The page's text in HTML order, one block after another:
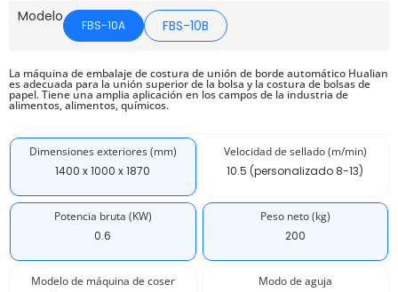
Modelo
FBS-10A FBS-10B
La máquina de embalaje de costura de unión de borde automático Hualian
es adecuada para la unión superior de la bolsa y la costura de bolsas de
papel. Tiene una amplia aplicación en los campos de la industria de
alimentos, alimentos, químicos.
Dimensiones exteriores (mm)
1400 x 1000 x 1870
Velocidad de sellado (m/min)
10.5 (personalizado 8-13)
Potencia bruta (KW)
0.6
Peso neto (kg)
200
Modelo de máquina de coser
Modo de aguja